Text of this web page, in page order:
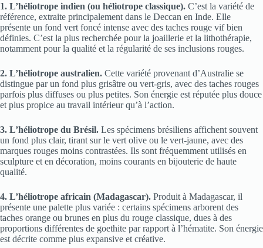
1. L’héliotrope indien (ou héliotrope classique). C’est la variété de
référence, extraite principalement dans le Deccan en Inde. Elle
présente un fond vert foncé intense avec des taches rouge vif bien
définies. C’est la plus recherchée pour la joaillerie et la lithothérapie,
notamment pour la qualité et la régularité de ses inclusions rouges.
2. L’héliotrope australien. Cette variété provenant d’Australie se
distingue par un fond plus grisâtre ou vert-gris, avec des taches rouges
parfois plus diffuses ou plus petites. Son énergie est réputée plus douce
et plus propice au travail intérieur qu’à l’action.
3. L’héliotrope du Brésil. Les spécimens brésiliens affichent souvent
un fond plus clair, tirant sur le vert olive ou le vert-jaune, avec des
marques rouges moins contrastées. Ils sont fréquemment utilisés en
sculpture et en décoration, moins courants en bijouterie de haute
qualité.
4. L’héliotrope africain (Madagascar). Produit à Madagascar, il
présente une palette plus variée : certains spécimens arborent des
taches orange ou brunes en plus du rouge classique, dues à des
proportions différentes de goethite par rapport à l’hématite. Son énergie
est décrite comme plus expansive et créative.